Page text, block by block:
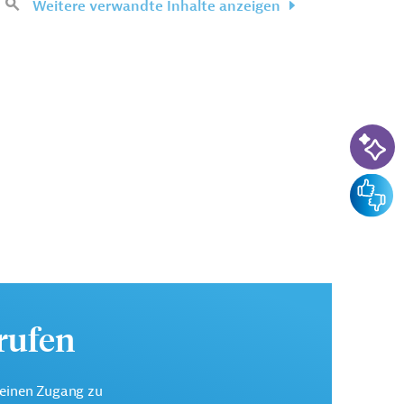
Weitere verwandte Inhalte anzeigen
Zugang zu
KI-